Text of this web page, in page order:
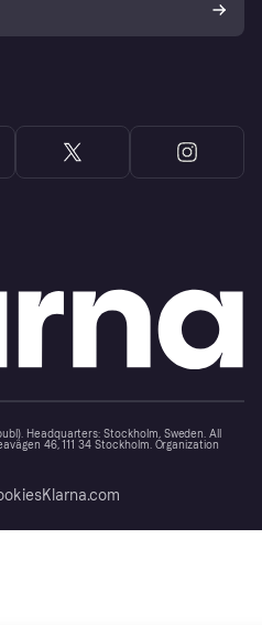
Headquarters: Stockholm, Sweden. All
46, 111 34 Stockholm. Organization
Klarna.com